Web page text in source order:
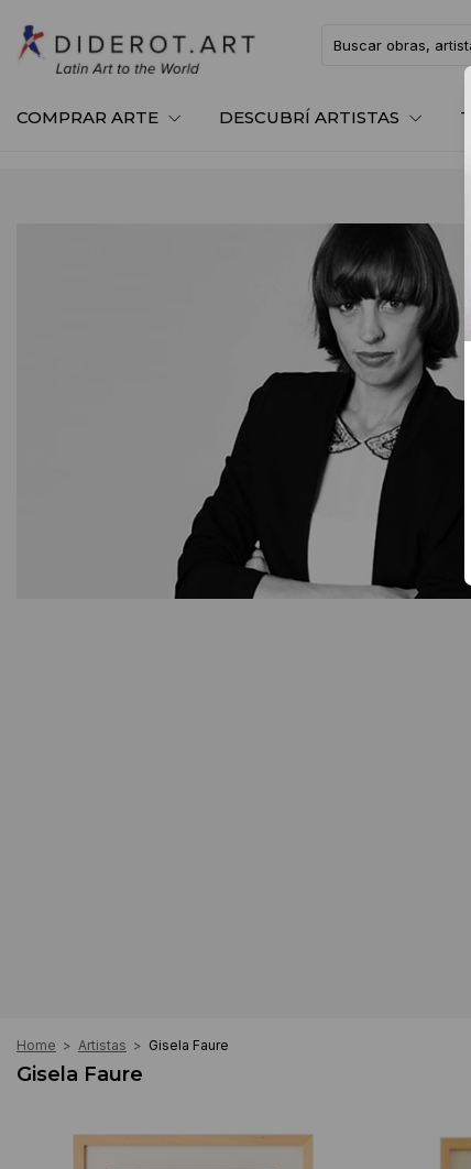
COMPRAR ARTE DESCUBRÍ ARTISTAS
Home > Artistas > Gisela Faure
Gisela Faure